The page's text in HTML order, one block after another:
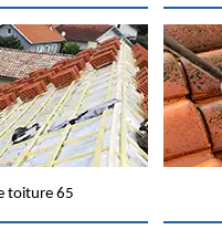
toiture 65